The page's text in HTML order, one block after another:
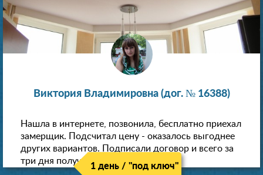
Виктория Владимировна (дог. № 16388)
Нашла в интернете, позвонила, бесплатно приехал
замерщик. Подсчитал цену - оказалось выгоднее
других вариантов. Подписали договор и всего за
три дня получили новые потолки!
1 день / "под ключ"